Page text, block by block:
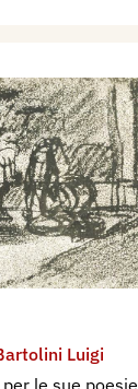
Luigi